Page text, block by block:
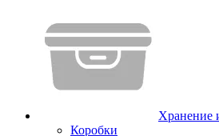
Хранение
Коробки